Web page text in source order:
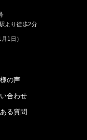
より徒歩2分
1日）
の声
合わせ
る質問